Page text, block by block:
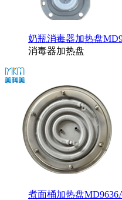
奶瓶消毒器加热盘
消毒器加热盘
煮面桶加热盘